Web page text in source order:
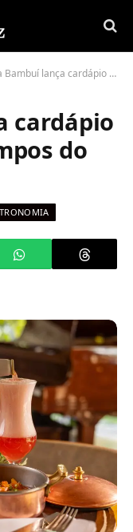
lança cardápio de inverno em Campos do Jordão
cardápio
do